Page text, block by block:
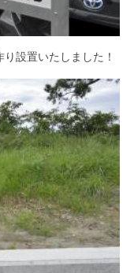
設置いたしました！